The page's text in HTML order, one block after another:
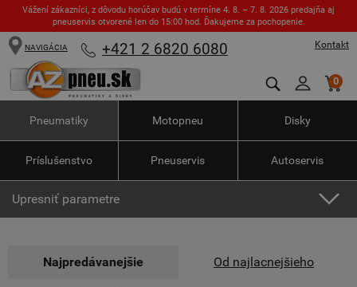
Vážení zákazníci, z dôvodu horúčav budú v termíne 4. 8. – 7. 8. 2026 predajňa aj
pneuservis otvorené len do 15:00 hod. Ďakujeme za pochopenie.
Kontakt
NAVIGÁCIA +421 2 6820 6080
0
Pneumatiky Motopneu Disky
Príslušenstvo Pneuservis Autoservis
Upresniť parametre
Najpredávanejšie Od najlacnejšieho